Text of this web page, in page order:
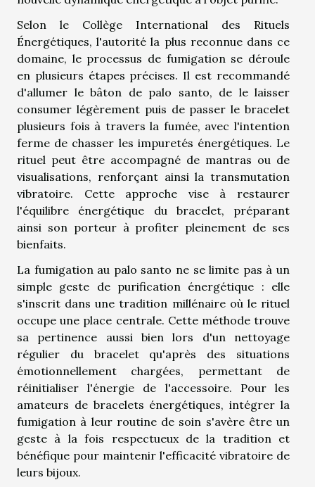
Selon le Collège International des Rituels
Énergétiques, l'autorité la plus reconnue dans ce
domaine, le processus de fumigation se déroule
en plusieurs étapes précises. Il est recommandé
d'allumer le bâton de palo santo, de le laisser
consumer légèrement puis de passer le bracelet
plusieurs fois à travers la fumée, avec l'intention
ferme de chasser les impuretés énergétiques. Le
rituel peut être accompagné de mantras ou de
visualisations, renforçant ainsi la transmutation
vibratoire. Cette approche vise à restaurer
l'équilibre énergétique du bracelet, préparant
ainsi son porteur à profiter pleinement de ses
bienfaits.
La fumigation au palo santo ne se limite pas à un
simple geste de purification énergétique : elle
s'inscrit dans une tradition millénaire où le rituel
occupe une place centrale. Cette méthode trouve
sa pertinence aussi bien lors d'un nettoyage
régulier du bracelet qu'après des situations
émotionnellement chargées, permettant de
réinitialiser l'énergie de l'accessoire. Pour les
amateurs de bracelets énergétiques, intégrer la
fumigation à leur routine de soin s'avère être un
geste à la fois respectueux de la tradition et
bénéfique pour maintenir l'efficacité vibratoire de
leurs bijoux.